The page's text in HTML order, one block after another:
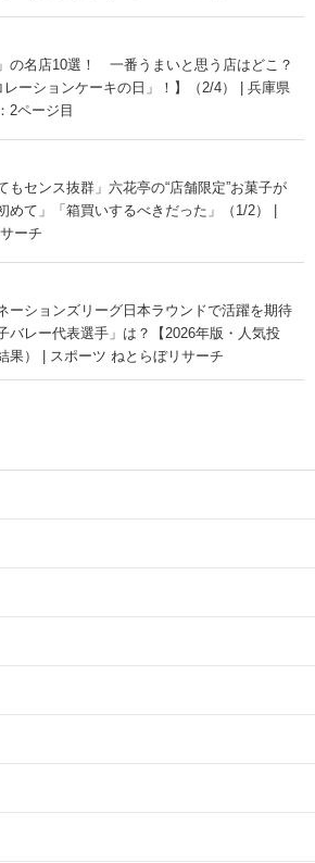
の名店10選！ 一番うまいと思う店はどこ？
レーションケーキの日」！】（2/4） | 兵庫県
2ページ目
もセンス抜群」六花亭の“店舗限定”お菓子が
て」「箱買いするべきだった」（1/2） |
ーチ
ーションズリーグ日本ラウンドで活躍を期待
バレー代表選手」は？【2026年版・人気投
果） | スポーツ ねとらぼリサーチ